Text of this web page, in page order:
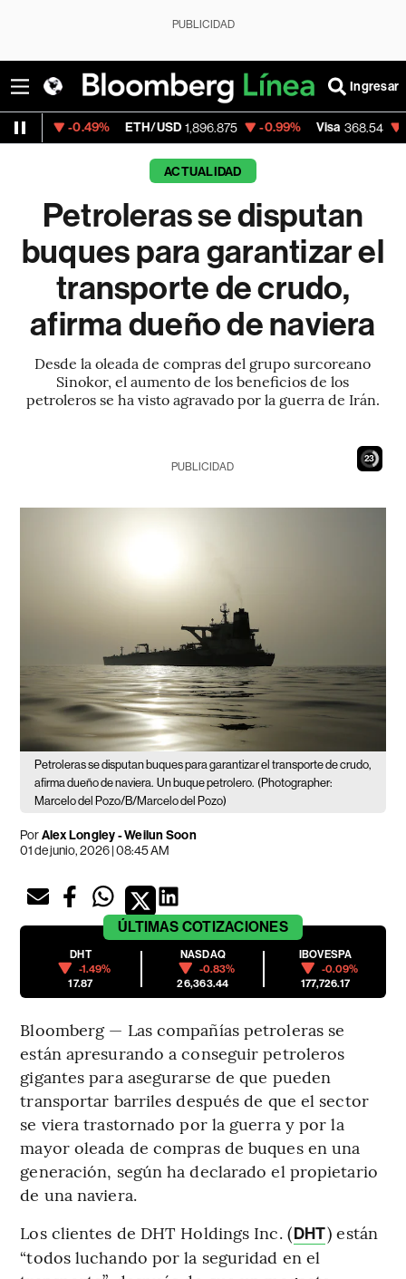
PUBLICIDAD
Ingresar
ETH/USD 1,896.875 -0.99% Visa 368.54 -0.28%
ACTUALIDAD
Petroleras se disputan
buques para garantizar el
transporte de crudo,
afirma dueño de naviera
Desde la oleada de compras del grupo surcoreano
Sinokor, el aumento de los beneficios de los
petroleros se ha visto agravado por la guerra de Irán.
22
PUBLICIDAD
Petroleras se disputan buques para garantizar el transporte de crudo,
afirma dueño de naviera. Un buque petrolero. (Photographer:
Marcelo del Pozo/B/Marcelo del Pozo)
PorAlex Longley - Weilun Soon
01 de junio, 2026 | 08:45 AM
ÚLTIMAS COTIZACIONES
DHT
-1.49%
17.87
NASDAQ
-0.83%
26,363.44
IBOVESPA
-0.09%
177,726.17
Bloomberg — Las compañías petroleras se
están apresurando a conseguir petroleros
gigantes para asegurarse de que pueden
transportar barriles después de que el sector
se viera trastornado por la guerra y por la
mayor oleada de compras de buques en una
generación, según ha declarado el propietario
de una naviera.
Los clientes de DHT Holdings Inc. (DHT) están
“todos luchando por la seguridad en el